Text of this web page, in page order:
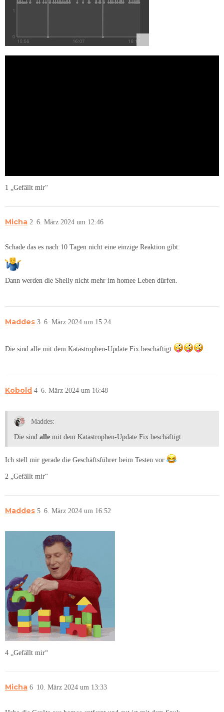
1 „Gefällt mir“
Micha 6. März 2024 um 12:46
2
Schade das es nach 10 Tagen nicht eine einzige Reaktion gibt.
Dann werden die Shelly nicht mehr im homee Leben dürfen.
Maddes 6. März 2024 um 15:24
3
Die sind alle mit dem Katastrophen-Update Fix beschäftigt
Kobold 6. März 2024 um 16:48
4
Maddes:
Die sind alle mit dem Katastrophen-Update Fix beschäftigt
Ich stell mir gerade die Geschäftsführer beim Testen vor
2 „Gefällt mir“
Maddes 6. März 2024 um 16:52
5
4 „Gefällt mir“
Micha 10. März 2024 um 13:33
6